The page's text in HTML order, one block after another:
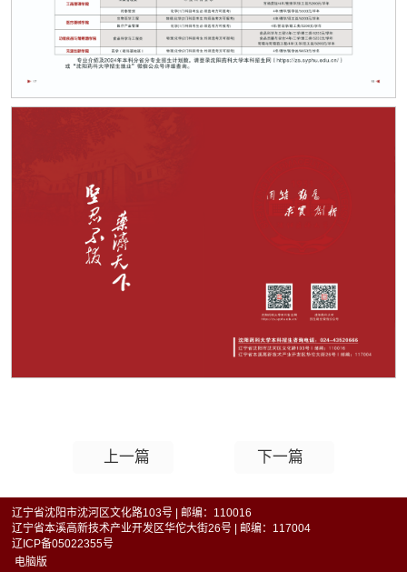
上一篇 下一篇
辽宁省沈阳市沈河区文化路103号 | 邮编：110016
辽宁省本溪高新技术产业开发区华佗大街26号 | 邮编：117004
辽ICP备05022355号
电脑版